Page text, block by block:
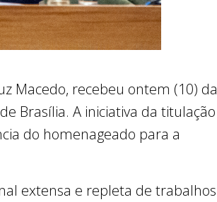
Macedo, recebeu ontem (10) da
Brasília. A iniciativa da titulação
do homenageado para a
extensa e repleta de trabalhos